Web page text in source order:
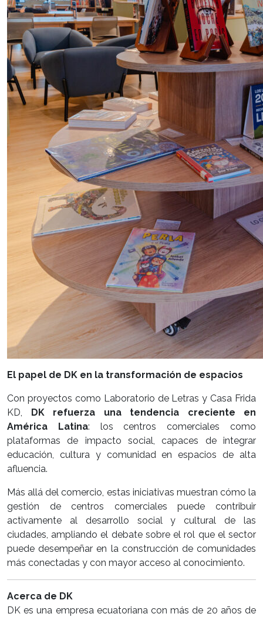
El papel de DK en la transformación de espacios
Con proyectos como Laboratorio de Letras y Casa Frida
KD, DK refuerza una tendencia creciente en
América Latina: los centros comerciales como
plataformas de impacto social, capaces de integrar
educación, cultura y comunidad en espacios de alta
afluencia.
Más allá del comercio, estas iniciativas muestran cómo la
gestión de centros comerciales puede contribuir
activamente al desarrollo social y cultural de las
ciudades, ampliando el debate sobre el rol que el sector
puede desempeñar en la construcción de comunidades
más conectadas y con mayor acceso al conocimiento.
Acerca de DK
DK es una empresa ecuatoriana con más de 20 años de